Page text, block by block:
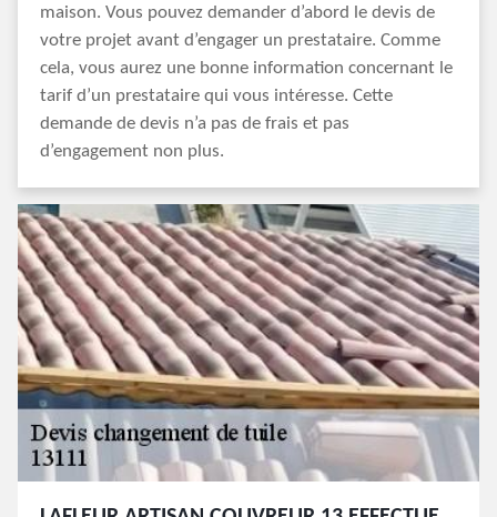
maison. Vous pouvez demander d’abord le devis de
votre projet avant d’engager un prestataire. Comme
cela, vous aurez une bonne information concernant le
tarif d’un prestataire qui vous intéresse. Cette
demande de devis n’a pas de frais et pas
d’engagement non plus.